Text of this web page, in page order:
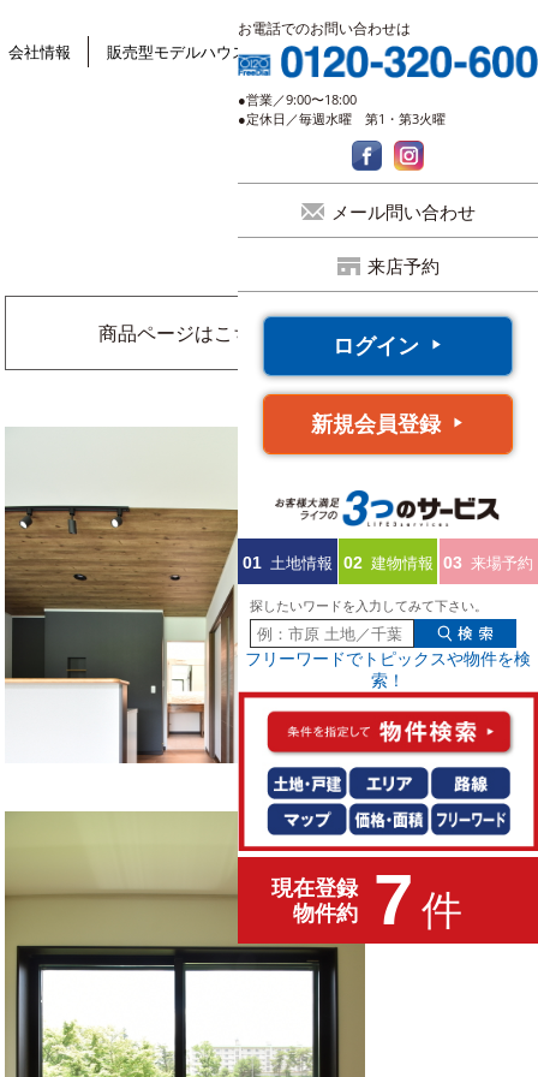
会社情報 販売型モデルハウス
商品ページはこちら
お電話でのお問い合わせは
●営業／9:00〜18:00
●定休日／毎週水曜 第1・第3火曜
メール問い合わせ
来店予約
ログイン
新規会員登録
01 土地情報 02 建物情報 03 来場予約
探したいワードを入力してみて下さい。
フリーワードでトピックスや物件を検
索！
現在登録
物件約
7件